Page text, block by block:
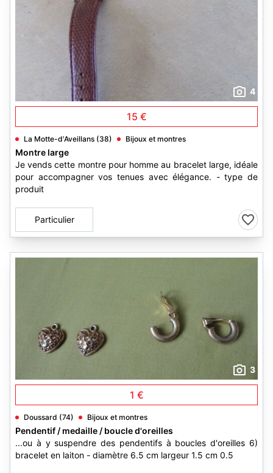
4
15 €
La Motte-d'Aveillans (38) Bijoux et montres
Montre large
Je vends cette montre pour homme au bracelet large, idéale
pour accompagner vos tenues avec élégance. - type de
produit
Particulier
3
1 €
Doussard (74) Bijoux et montres
Pendentif / medaille / boucle d'oreilles
...ou à y suspendre des pendentifs à boucles d'oreilles 6)
bracelet en laiton - diamètre 6.5 cm largeur 1.5 cm 0.5